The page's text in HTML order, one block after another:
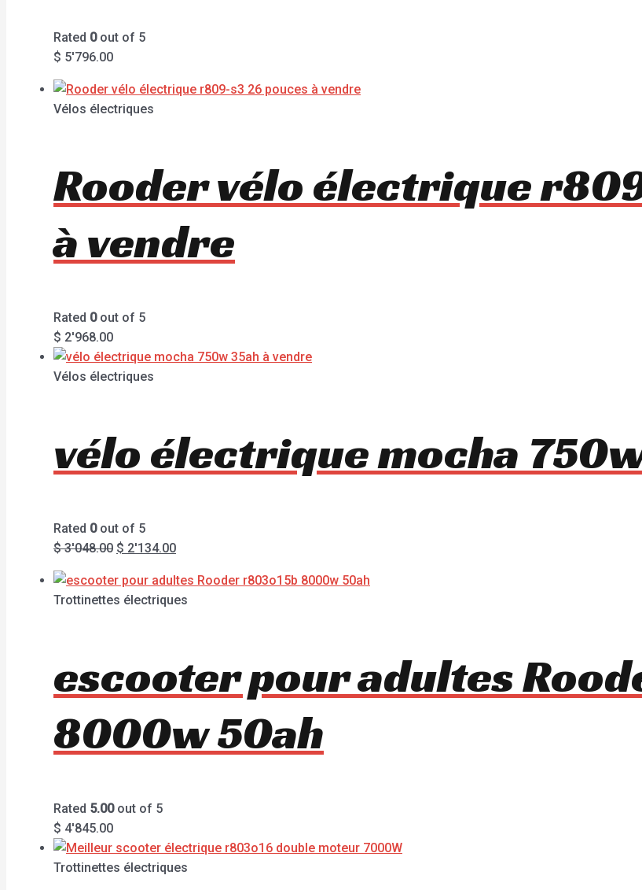
Rated 0out of 5
$ 5'796.00
Vélos électriques
Rooder vélo électrique
à vendre
Rated 0out of 5
$ 2'968.00
Vélos électriques
vélo électrique mocha
Rated 0out of 5
$3'048.00 $ 2'134.00
Trottinettes électriques
escooter pour adultes
8000w 50ah
Rated 5.00out of 5
$ 4'845.00
Trottinettes électriques